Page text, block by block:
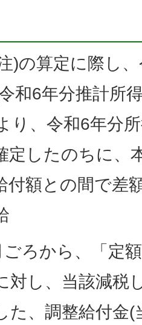
)の算定に際し
和6年分推計所
り、令和6年分
定したのちに、
付額との間で差
ごろから、「定
対し、当該減税
た、調整給付金(